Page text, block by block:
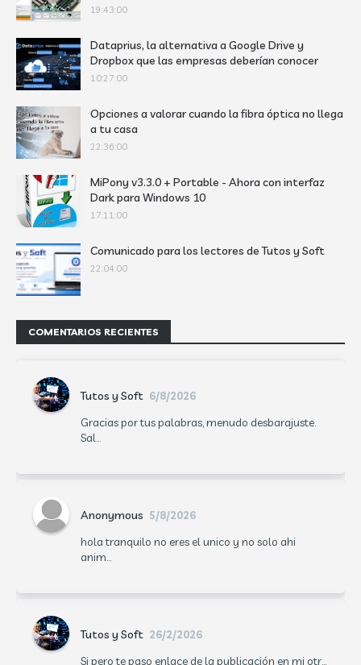
19:43:00
Dataprius, la alternativa a Google Drive y
Dropbox que las empresas deberían conocer
10:27:00
Opciones a valorar cuando la fibra óptica no llega
a tu casa
22:36:00
MiPony v3.3.0 + Portable - Ahora con interfaz
Dark para Windows 10
17:11:00
Comunicado para los lectores de Tutos y Soft
22:04:00
COMENTARIOS RECIENTES
Tutos y Soft 6/8/2026
Gracias por tus palabras, menudo desbarajuste.
Sal...
Anonymous 5/8/2026
hola tranquilo no eres el unico y no solo ahi
anim...
Tutos y Soft 26/2/2026
Si pero te paso enlace de la publicación en mi otr...